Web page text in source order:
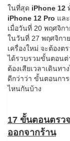
ในที่สุด iPhone 12
iPhone 12 Pro และ
เมื่อวันที่ 20 พฤศจิก
ในวันที่ 27 พฤศจิกา
เครื่องใหม่ จะต้องต
ได้รวบรวมขั้นตอนต่
ต้องเสียเวลาเดินท
ดีกว่าว่า ขั้นตอนกา
ไหนกันบ้าง
17 ขั้นตอนตรว
ออกจากร้าน